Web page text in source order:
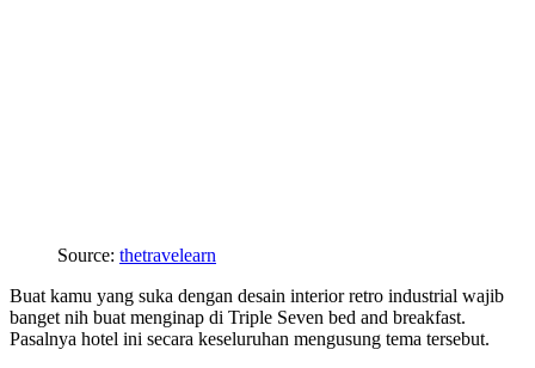
Source: thetravelearn
Buat kamu yang suka dengan desain interior retro industrial wajib
banget nih buat menginap di Triple Seven bed and breakfast.
Pasalnya hotel ini secara keseluruhan mengusung tema tersebut.